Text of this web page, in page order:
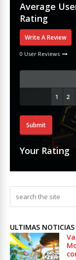
Average
Rating
Write A Review
0 User Reviews
Submit
Your Rating
ULTIMAS NOTICIAS